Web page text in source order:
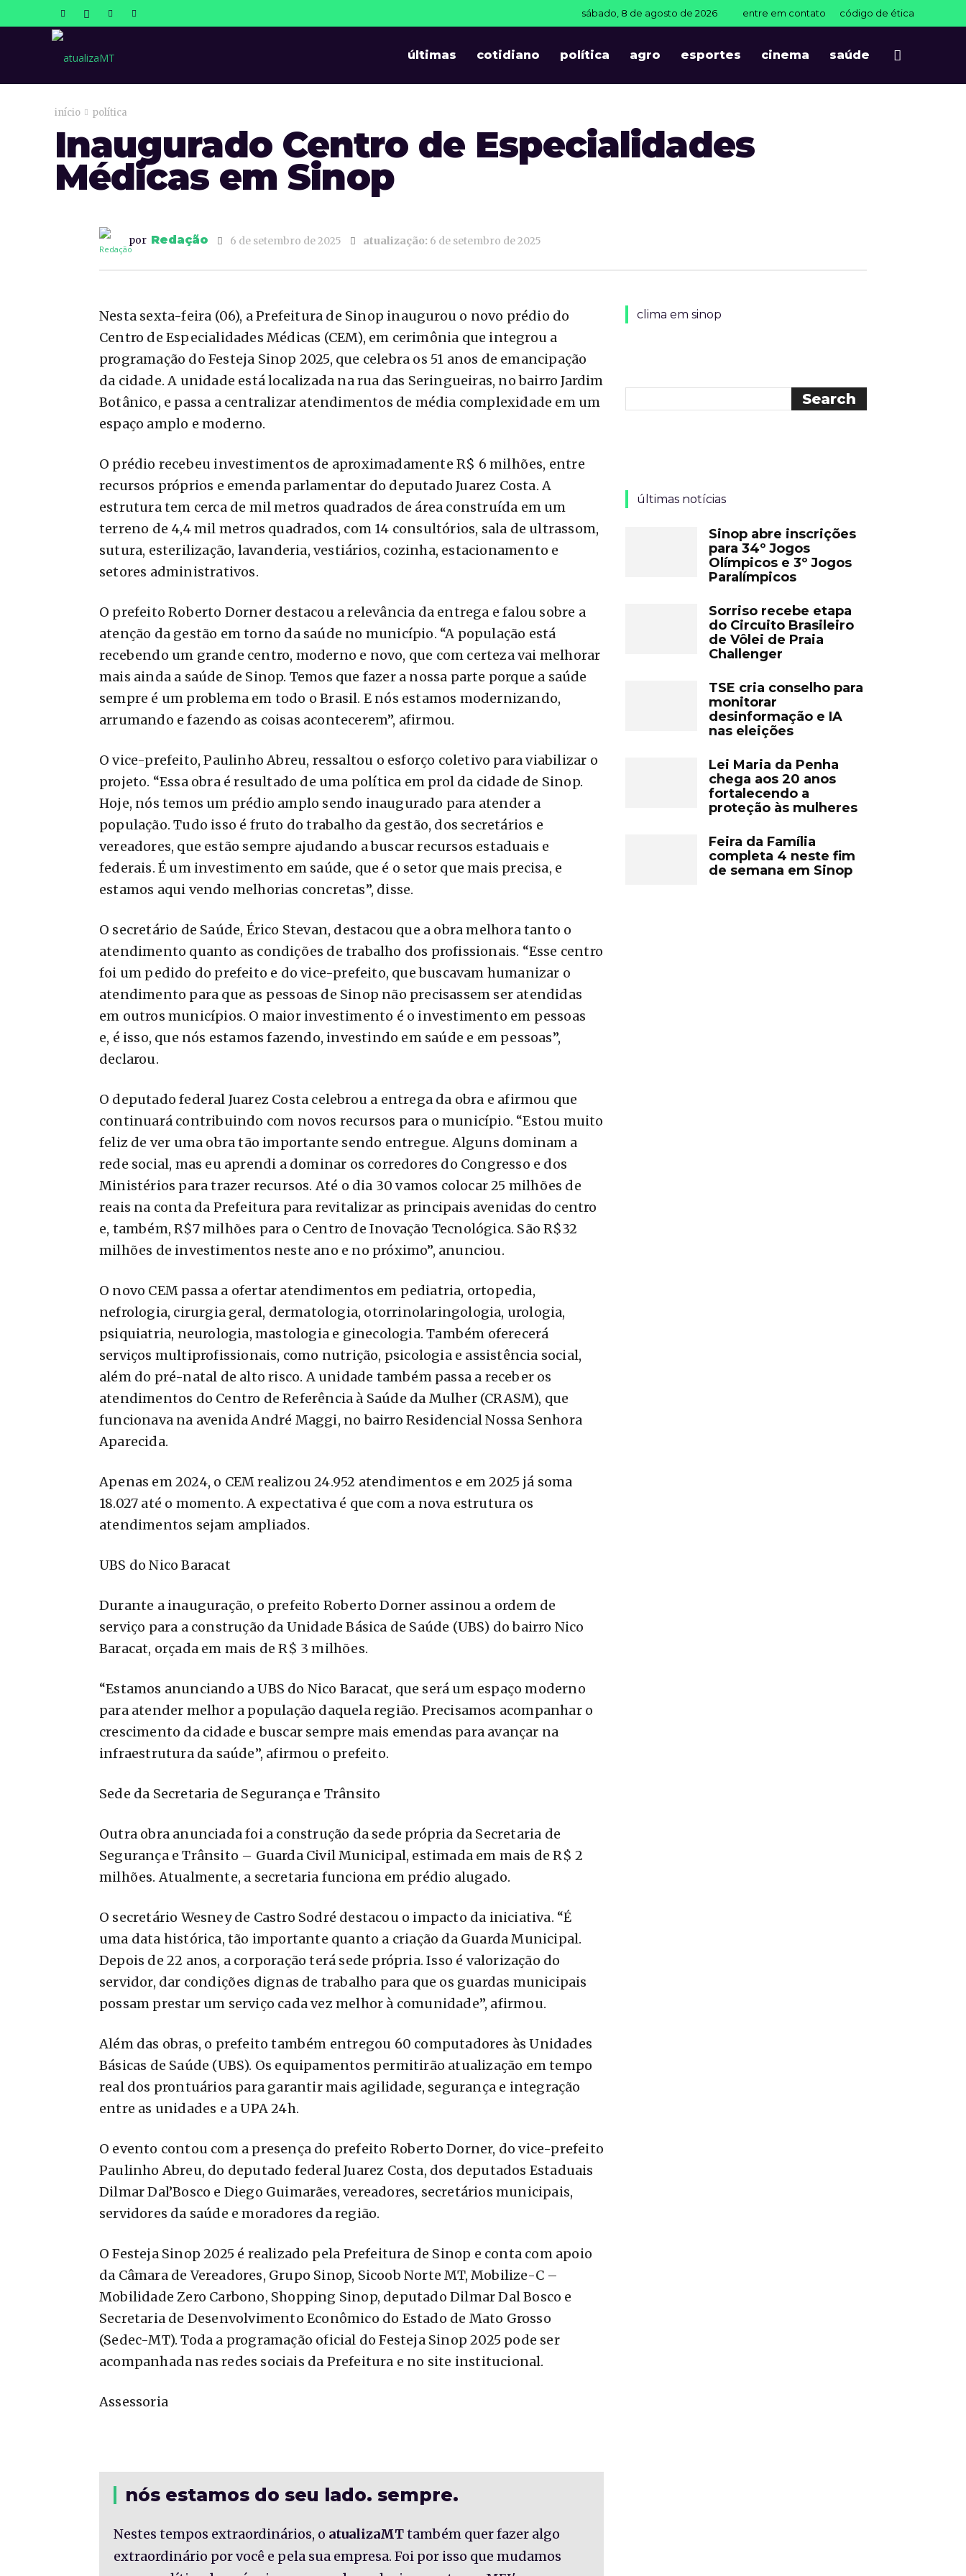
sábado, 8 de agosto de 2026 entre em contato código de ética
últimas cotidiano política agro esportes cinema saúde
início política
Inaugurado Centro de Especialidades
Médicas em Sinop
por Redação 6 de setembro de 2025 atualização: 6 de setembro de 2025
Nesta sexta-feira (06), a Prefeitura de Sinop inaugurou o novo prédio do
Centro de Especialidades Médicas (CEM), em cerimônia que integrou a
programação do Festeja Sinop 2025, que celebra os 51 anos de emancipação
da cidade. A unidade está localizada na rua das Seringueiras, no bairro Jardim
Botânico, e passa a centralizar atendimentos de média complexidade em um
espaço amplo e moderno.
O prédio recebeu investimentos de aproximadamente R$ 6 milhões, entre
recursos próprios e emenda parlamentar do deputado Juarez Costa. A
estrutura tem cerca de mil metros quadrados de área construída em um
terreno de 4,4 mil metros quadrados, com 14 consultórios, sala de ultrassom,
sutura, esterilização, lavanderia, vestiários, cozinha, estacionamento e
setores administrativos.
O prefeito Roberto Dorner destacou a relevância da entrega e falou sobre a
atenção da gestão em torno da saúde no município. “A população está
recebendo um grande centro, moderno e novo, que com certeza vai melhorar
mais ainda a saúde de Sinop. Temos que fazer a nossa parte porque a saúde
sempre é um problema em todo o Brasil. E nós estamos modernizando,
arrumando e fazendo as coisas acontecerem”, afirmou.
O vice-prefeito, Paulinho Abreu, ressaltou o esforço coletivo para viabilizar o
projeto. “Essa obra é resultado de uma política em prol da cidade de Sinop.
Hoje, nós temos um prédio amplo sendo inaugurado para atender a
população. Tudo isso é fruto do trabalho da gestão, dos secretários e
vereadores, que estão sempre ajudando a buscar recursos estaduais e
federais. É um investimento em saúde, que é o setor que mais precisa, e
estamos aqui vendo melhorias concretas”, disse.
O secretário de Saúde, Érico Stevan, destacou que a obra melhora tanto o
atendimento quanto as condições de trabalho dos profissionais. “Esse centro
foi um pedido do prefeito e do vice-prefeito, que buscavam humanizar o
atendimento para que as pessoas de Sinop não precisassem ser atendidas
em outros municípios. O maior investimento é o investimento em pessoas
e, é isso, que nós estamos fazendo, investindo em saúde e em pessoas”,
declarou.
O deputado federal Juarez Costa celebrou a entrega da obra e afirmou que
continuará contribuindo com novos recursos para o município. “Estou muito
feliz de ver uma obra tão importante sendo entregue. Alguns dominam a
rede social, mas eu aprendi a dominar os corredores do Congresso e dos
Ministérios para trazer recursos. Até o dia 30 vamos colocar 25 milhões de
reais na conta da Prefeitura para revitalizar as principais avenidas do centro
e, também, R$7 milhões para o Centro de Inovação Tecnológica. São R$32
milhões de investimentos neste ano e no próximo”, anunciou.
O novo CEM passa a ofertar atendimentos em pediatria, ortopedia,
nefrologia, cirurgia geral, dermatologia, otorrinolaringologia, urologia,
psiquiatria, neurologia, mastologia e ginecologia. Também oferecerá
serviços multiprofissionais, como nutrição, psicologia e assistência social,
além do pré-natal de alto risco. A unidade também passa a receber os
atendimentos do Centro de Referência à Saúde da Mulher (CRASM), que
funcionava na avenida André Maggi, no bairro Residencial Nossa Senhora
Aparecida.
Apenas em 2024, o CEM realizou 24.952 atendimentos e em 2025 já soma
18.027 até o momento. A expectativa é que com a nova estrutura os
atendimentos sejam ampliados.
UBS do Nico Baracat
Durante a inauguração, o prefeito Roberto Dorner assinou a ordem de
serviço para a construção da Unidade Básica de Saúde (UBS) do bairro Nico
Baracat, orçada em mais de R$ 3 milhões.
“Estamos anunciando a UBS do Nico Baracat, que será um espaço moderno
para atender melhor a população daquela região. Precisamos acompanhar o
crescimento da cidade e buscar sempre mais emendas para avançar na
infraestrutura da saúde”, afirmou o prefeito.
Sede da Secretaria de Segurança e Trânsito
Outra obra anunciada foi a construção da sede própria da Secretaria de
Segurança e Trânsito – Guarda Civil Municipal, estimada em mais de R$ 2
milhões. Atualmente, a secretaria funciona em prédio alugado.
O secretário Wesney de Castro Sodré destacou o impacto da iniciativa. “É
uma data histórica, tão importante quanto a criação da Guarda Municipal.
Depois de 22 anos, a corporação terá sede própria. Isso é valorização do
servidor, dar condições dignas de trabalho para que os guardas municipais
possam prestar um serviço cada vez melhor à comunidade”, afirmou.
Além das obras, o prefeito também entregou 60 computadores às Unidades
Básicas de Saúde (UBS). Os equipamentos permitirão atualização em tempo
real dos prontuários para garantir mais agilidade, segurança e integração
entre as unidades e a UPA 24h.
O evento contou com a presença do prefeito Roberto Dorner, do vice-prefeito
Paulinho Abreu, do deputado federal Juarez Costa, dos deputados Estaduais
Dilmar Dal’Bosco e Diego Guimarães, vereadores, secretários municipais,
servidores da saúde e moradores da região.
O Festeja Sinop 2025 é realizado pela Prefeitura de Sinop e conta com apoio
da Câmara de Vereadores, Grupo Sinop, Sicoob Norte MT, Mobilize-C –
Mobilidade Zero Carbono, Shopping Sinop, deputado Dilmar Dal Bosco e
Secretaria de Desenvolvimento Econômico do Estado de Mato Grosso
(Sedec-MT). Toda a programação oficial do Festeja Sinop 2025 pode ser
acompanhada nas redes sociais da Prefeitura e no site institucional.
Assessoria
nós estamos do seu lado. sempre.
Nestes tempos extraordinários, o atualizaMTtambém quer fazer algo
extraordinário por você e pela sua empresa. Foi por isso que mudamos
clima em sinop
últimas notícias
Sinop abre inscrições
para 34º Jogos
Olímpicos e 3º Jogos
Paralímpicos
Sorriso recebe etapa
do Circuito Brasileiro
de Vôlei de Praia
Challenger
TSE cria conselho para
monitorar
desinformação e IA
nas eleições
Lei Maria da Penha
chega aos 20 anos
fortalecendo a
proteção às mulheres
Feira da Família
completa 4 neste fim
de semana em Sinop